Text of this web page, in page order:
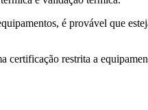
é provável que
restrita a